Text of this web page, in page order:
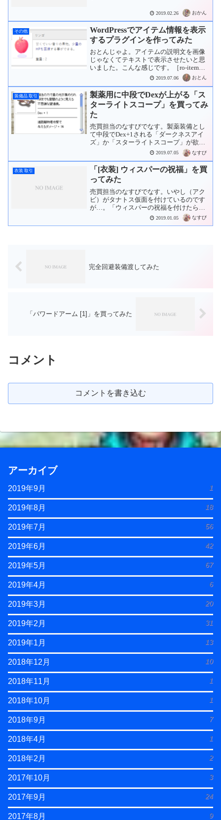
が…。メテオストームのレベルと発動率
を上げるために「+10 日月神示 」を買い
ました。...
2019.02.26 おかん
その他
WordPressでアイテム情報を表示
するプラグインを作ってみた
おとんじゃよ。アイテムの説明文を画像
じゃなくてテキストで表示させたいと思
いました。こんな感じです。［ro-item
no=512］と書くと、アイテム番号
「512」のアイテム名と説明文を表示して
くれます。スロットのあるアイテムもこ
んな感じでス...
2019.07.06 おとん
装備品 取引
製薬用に中段でDexが上がる「ス
ターライトスコープ」を買ってみ
た
売買担当のなすびでなす。製薬装備とし
て中段でDex+1される「ダークネスアイ
ズ」か「スターライトスコープ」が欲し
いと思いました。しばらくして入室音。
というわけで、「スターライトスコー
プ」を2Mzで購入しました。ポリン入り
用とサブアカウントの...
2019.07.05 なすび
衣装 取引
「[衣装] ウィスパーの祝福」を買
ってみた
売買担当のなすびでなす。いやし（アク
ビ）がタナトス仮面を付けているのです
が…。「ウィスパーの祝福を付けたら不
気味さが上がる」と興奮していたので、
「 ウィスパーの祝福」を買いチャで9Mz
2019.01.05 なすび
完全回避装備渡してみた
「パワードアーム [1]」を買ってみた
コメント
コメントを書き込む
アーカイブ
2019年9月 1
2019年8月 18
2019年7月 56
2019年6月 42
2019年5月 67
2019年4月 6
2019年3月 20
2019年2月 31
2019年1月 13
2018年12月 10
2018年11月 1
2018年10月 1
2018年9月 7
2018年4月 1
2018年2月 2
2017年10月 3
2017年9月 24
2017年8月 9